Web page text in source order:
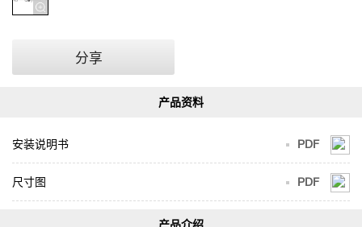
分享
PDF
安装说明书
PDF
尺寸图